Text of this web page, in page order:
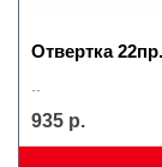
Отвертка
935 р.